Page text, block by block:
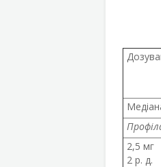
2,5 мг
2 р. д.